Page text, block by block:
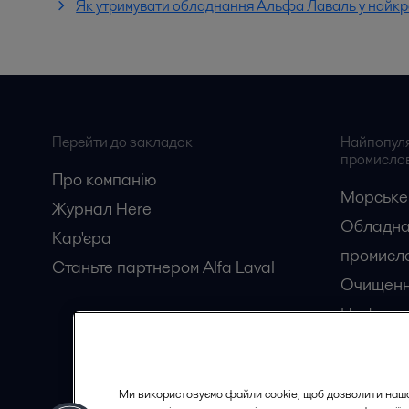
Як утримувати обладнання Альфа Лаваль у
Перейти до закладок
Про компанію
Журнал Here
Кар'єрa
Станьте партнером Alfa Laval
Ми використовуємо файли cookie, щоб дозволити